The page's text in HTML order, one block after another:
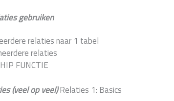
gebruiken
relaties naar 1 tabel
relaties
FUNCTIE
(veel op veel)Relaties 1: Basics